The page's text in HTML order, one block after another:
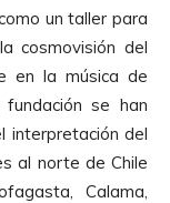
un taller para
cosmovisión del
en la música de
se han
interpretación del
al norte de Chile
Calama,